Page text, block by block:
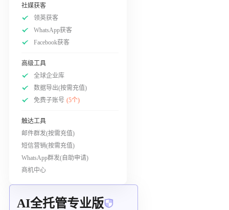
社媒获客
领英获客
WhatsApp获客
Facebook获客
高级工具
全球企业库
数据导出(按需充值)
免费子账号 (5个)
触达工具
邮件群发(按需充值)
短信营销(按需充值)
WhatsApp群发(自助申请)
商机中心
AI全托管专业版